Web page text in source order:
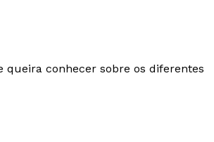
queira conhecer sobre os diferentes